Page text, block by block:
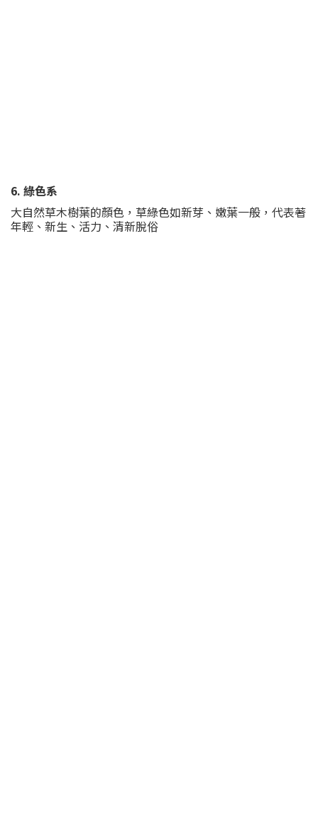
6. 綠色系
大自然草木樹葉的顏色，草綠色如新芽、嫩葉一般，代表著
年輕、新生、活力、清新脫俗